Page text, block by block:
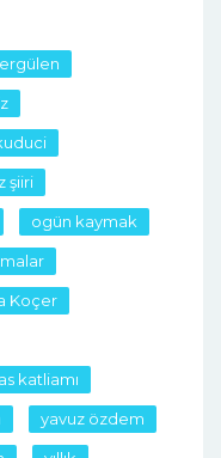
şiiri
ogün kaymak
Koçer
katliamı
yavuz özdem